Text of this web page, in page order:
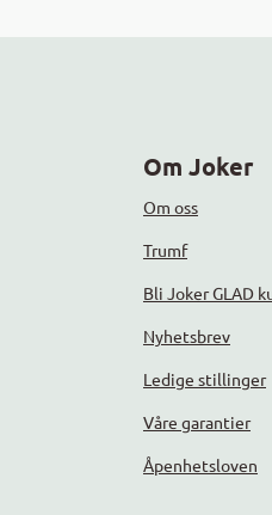
Om Joker
Om oss
Trumf
Bli Joker GLAD
Nyhetsbrev
Ledige stillinger
Våre garantier
Åpenhetsloven